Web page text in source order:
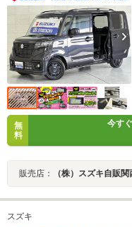
無
料
今す
販売店： （株）スズキ自販関西
スズキ